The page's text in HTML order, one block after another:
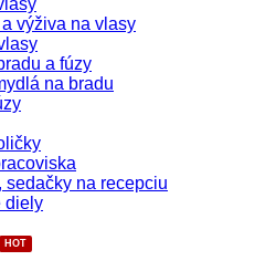
výživa na vlasy
a fúzy
na bradu
sedačky na recepciu
diely